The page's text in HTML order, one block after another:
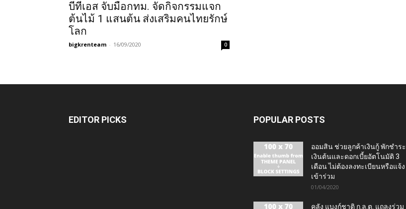
บีทีเอส จับมือกทม. จัดกิจกรรมแจก
ต้นไม้ 1 แสนต้น ส่งเสริมคนไทยรักษ์
โลก
bigkrenteam - 16/09/2020 0
EDITOR PICKS POPULAR POSTS
ออมสิน ช่วยลูกค้าเงินกู้ พักชำระ
เงินต้นและดอกเบี้ยอัตโนมัติ 3
เดือน ไม่ต้องลงทะเบียนหรือแจ้ง
เข้าร่วม
01/04/2020
คลัง แบงก์ชาติ ก.ล.ต. แถลงร่วม